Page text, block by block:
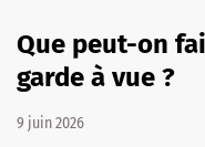
Que peut-on
garde à vue ?
9 juin 2026